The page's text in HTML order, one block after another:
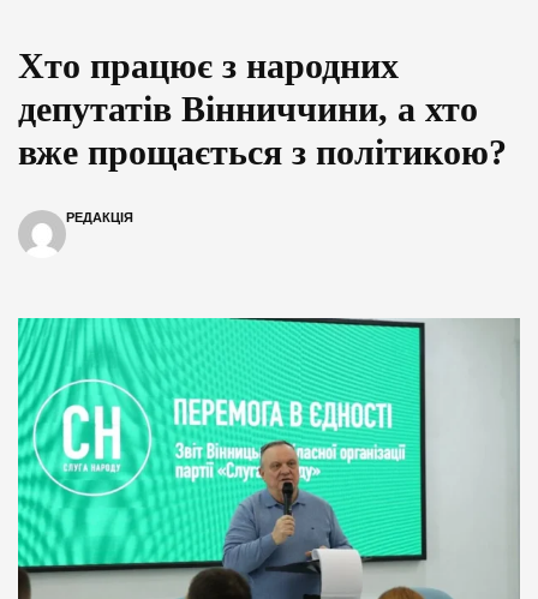
Хто працює з народних
депутатів Вінниччини, а хто
вже прощається з політикою?
РЕДАКЦІЯ